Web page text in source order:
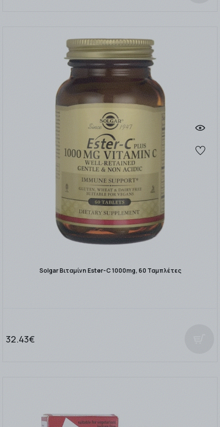
Solgar Bιταμίνη Ester-C 1000mg, 60 Ταμπλέτες
32.43€